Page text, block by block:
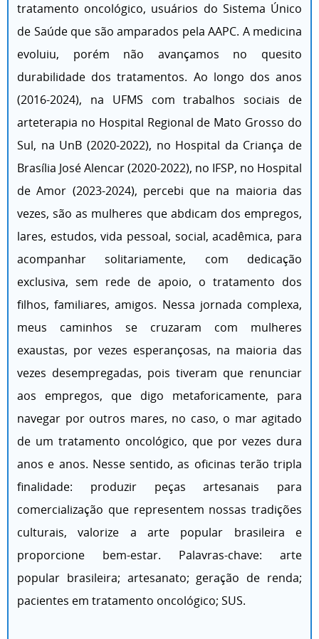
tratamento oncológico, usuários do Sistema Único
de Saúde que são amparados pela AAPC. A medicina
evoluiu, porém não avançamos no quesito
durabilidade dos tratamentos. Ao longo dos anos
(2016-2024), na UFMS com trabalhos sociais de
arteterapia no Hospital Regional de Mato Grosso do
Sul, na UnB (2020-2022), no Hospital da Criança de
Brasília José Alencar (2020-2022), no IFSP, no Hospital
de Amor (2023-2024), percebi que na maioria das
vezes, são as mulheres que abdicam dos empregos,
lares, estudos, vida pessoal, social, acadêmica, para
acompanhar solitariamente, com dedicação
exclusiva, sem rede de apoio, o tratamento dos
filhos, familiares, amigos. Nessa jornada complexa,
meus caminhos se cruzaram com mulheres
exaustas, por vezes esperançosas, na maioria das
vezes desempregadas, pois tiveram que renunciar
aos empregos, que digo metaforicamente, para
navegar por outros mares, no caso, o mar agitado
de um tratamento oncológico, que por vezes dura
anos e anos. Nesse sentido, as oficinas terão tripla
finalidade: produzir peças artesanais para
comercialização que representem nossas tradições
culturais, valorize a arte popular brasileira e
proporcione bem-estar. Palavras-chave: arte
popular brasileira; artesanato; geração de renda;
pacientes em tratamento oncológico; SUS.